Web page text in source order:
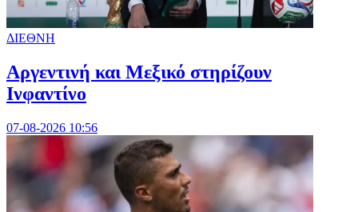
ΔΙΕΘΝΗ
Αργεντινή και Μεξικό στηρίζουν
Ινφαντίνο
07-08-2026 10:56